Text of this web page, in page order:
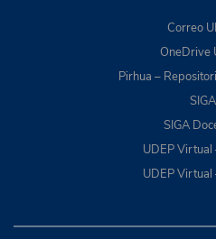
Correo
OneDrive
Pirhua –
SIGA
SIGA
UDEP Virtual
UDEP Virtual